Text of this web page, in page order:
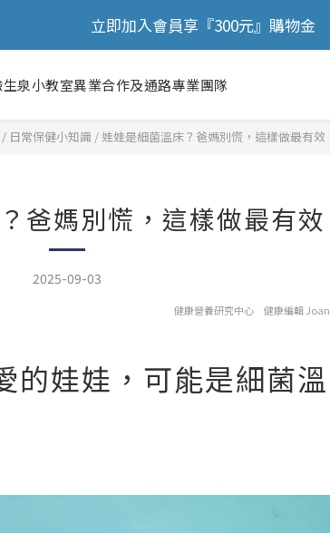
🎉 歡慶88節，滿額送膠原蛋白正貨！！
立即加入會員享『300元』購物金
🎉 歡慶88節，滿額送膠原蛋白正貨！！
生泉小教室異業合作及通路專業團隊
/ 日常保健小知識 / 娃娃是細菌溫床？爸媽別慌，這樣做最有效
爸媽別慌，這樣做最有效
2025-09-03
健康營養研究中心 健康編輯 Joan
的娃娃，可能是細菌溫